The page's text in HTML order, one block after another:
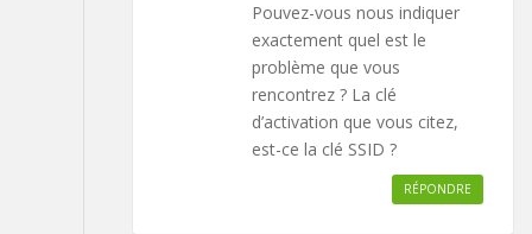
Pouvez-vous nous indiquer
exactement quel est le
problème que vous
rencontrez ? La clé
d’activation que vous citez,
est-ce la clé SSID ?
RÉPONDRE